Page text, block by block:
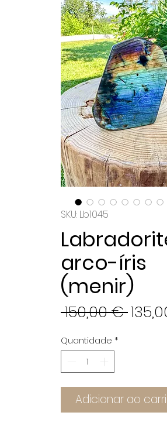
SKU: Lb1045
arco-íris
(menir)
150,00 €
Quantidade *
Adicionar ao